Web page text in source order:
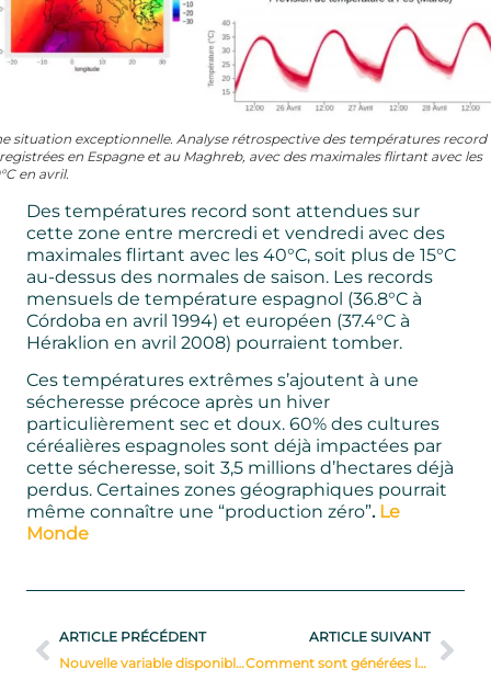
situation exceptionnelle. Analyse rétrospective des températures record
en Espagne et au Maghreb, avec des maximales flirtant avec les
en avril.
Des températures record sont attendues sur
cette zone entre mercredi et vendredi avec des
maximales flirtant avec les 40°C, soit plus de 15°C
au-dessus des normales de saison. Les records
mensuels de température espagnol (36.8°C à
Córdoba en avril 1994) et européen (37.4°C à
Héraklion en avril 2008) pourraient tomber.
Ces températures extrêmes s’ajoutent à une
sécheresse précoce après un hiver
particulièrement sec et doux. 60% des cultures
céréalières espagnoles sont déjà impactées par
cette sécheresse, soit 3,5 millions d’hectares déjà
perdus. Certaines zones géographiques pourrait
même connaître une “production zéro”. Le
Monde
ARTICLE PRÉCÉDENT
Nouvelle variable disponible : l’évapotranspiration
ARTICLE SUIVANT
Comment sont générées les prévisions météorologiques ?